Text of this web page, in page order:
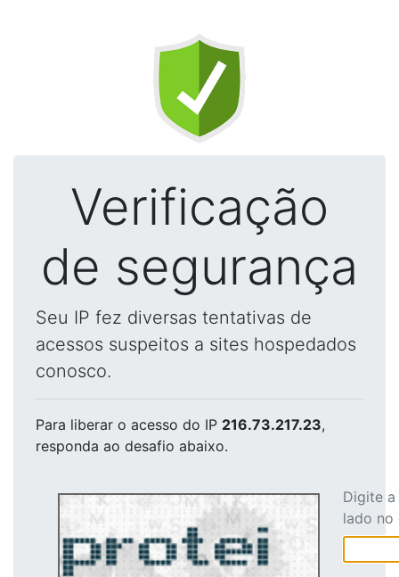
Verificação
de segurança
Seu IP fez diversas tentativas de
acessos suspeitos a sites hospedados
conosco.
Para liberar o acesso do IP 216.73.217.23,
responda ao desafio abaixo.
Digite
lado no